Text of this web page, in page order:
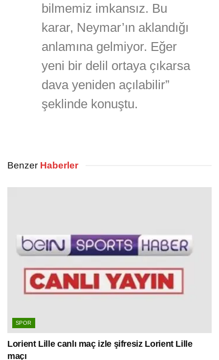
bilmemiz imkansız. Bu
karar, Neymar’ın aklandığı
anlamına gelmiyor. Eğer
yeni bir delil ortaya çıkarsa
dava yeniden açılabilir”
şeklinde konuştu.
Benzer Haberler
SPOR
Lorient Lille canlı maç izle şifresiz Lorient Lille
maçı